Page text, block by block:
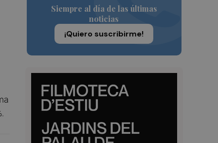
Siempre al día de las últimas
noticias
¡Quiero suscribirme!